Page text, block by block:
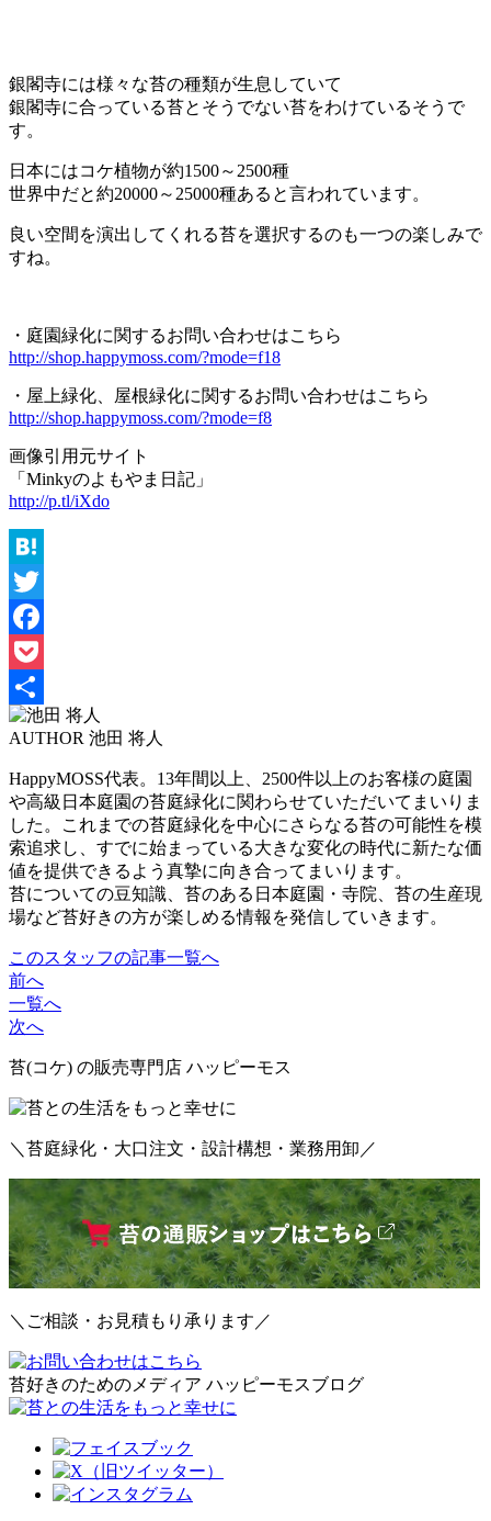
銀閣寺には様々な苔の種類が生息していて
銀閣寺に合っている苔とそうでない苔をわけているそうで
す。
日本にはコケ植物が約1500～2500種
世界中だと約20000～25000種あると言われています。
良い空間を演出してくれる苔を選択するのも一つの楽しみで
すね。
・庭園緑化に関するお問い合わせはこちら
http://shop.happymoss.com/?mode=f18
・屋上緑化、屋根緑化に関するお問い合わせはこちら
http://shop.happymoss.com/?mode=f8
画像引用元サイト
「Minkyのよもやま日記」
http://p.tl/iXdo
Hatena
Twitter
Facebook
Pocket
共
AUTHOR 池田 将人
HappyMOSS代表。13年間以上、2500件以上のお客様の庭園
や高級日本庭園の苔庭緑化に関わらせていただいてまいりま
した。これまでの苔庭緑化を中心にさらなる苔の可能性を模
索追求し、すでに始まっている大きな変化の時代に新たな価
値を提供できるよう真摯に向き合ってまいります。
苔についての豆知識、苔のある日本庭園・寺院、苔の生産現
場など苔好きの方が楽しめる情報を発信していきます。
このスタッフの記事一覧へ
前へ
一覧へ
次へ
苔(コケ) の販売専門店 ハッピーモス
＼苔庭緑化・大口注文・設計構想・業務用卸／
＼ご相談・お見積もり承ります／
苔好きのためのメディア ハッピーモスブログ